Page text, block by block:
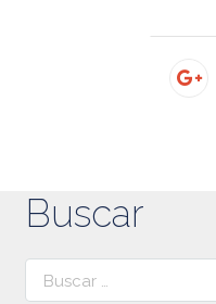
Buscar
Buscar: